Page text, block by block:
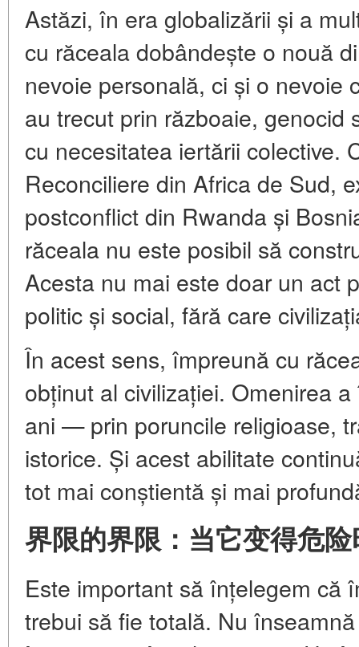
Astăzi, în era globalizării și a
cu răceala dobândește o nouă
nevoie personală, ci și o nevoie
au trecut prin războaie, genocid
cu necesitatea iertării colective.
Reconciliere din Africa de Sud,
postconflict din Rwanda și
răceala nu este posibil să
Acesta nu mai este doar un act
politic și social, fără care
În acest sens, împreună cu
obținut al civilizației. Omenirea
ani — prin poruncile religioase,
istorice. Și acest abilitate
tot mai conștientă și mai
界限的界限：当它变得危
Este important să înțelegem că
trebui să fie totală. Nu